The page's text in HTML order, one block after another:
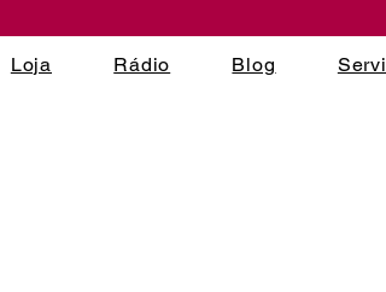
Loja Rádio Blog